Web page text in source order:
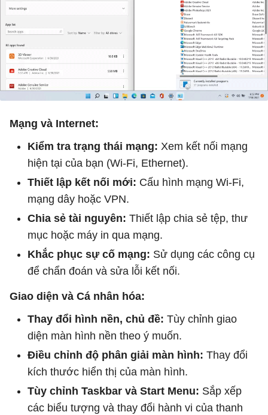
Mạng và Internet:
Kiểm tra trạng thái mạng: Xem kết nối mạng
hiện tại của bạn (Wi-Fi, Ethernet).
Thiết lập kết nối mới: Cấu hình mạng Wi-Fi,
mạng dây hoặc VPN.
Chia sẻ tài nguyên: Thiết lập chia sẻ tệp, thư
mục hoặc máy in qua mạng.
Khắc phục sự cố mạng: Sử dụng các công cụ
để chẩn đoán và sửa lỗi kết nối.
Giao diện và Cá nhân hóa:
Thay đổi hình nền, chủ đề: Tùy chỉnh giao
diện màn hình nền theo ý muốn.
Điều chỉnh độ phân giải màn hình: Thay đổi
kích thước hiển thị của màn hình.
Tùy chỉnh Taskbar và Start Menu: Sắp xếp
các biểu tượng và thay đổi hành vi của thanh